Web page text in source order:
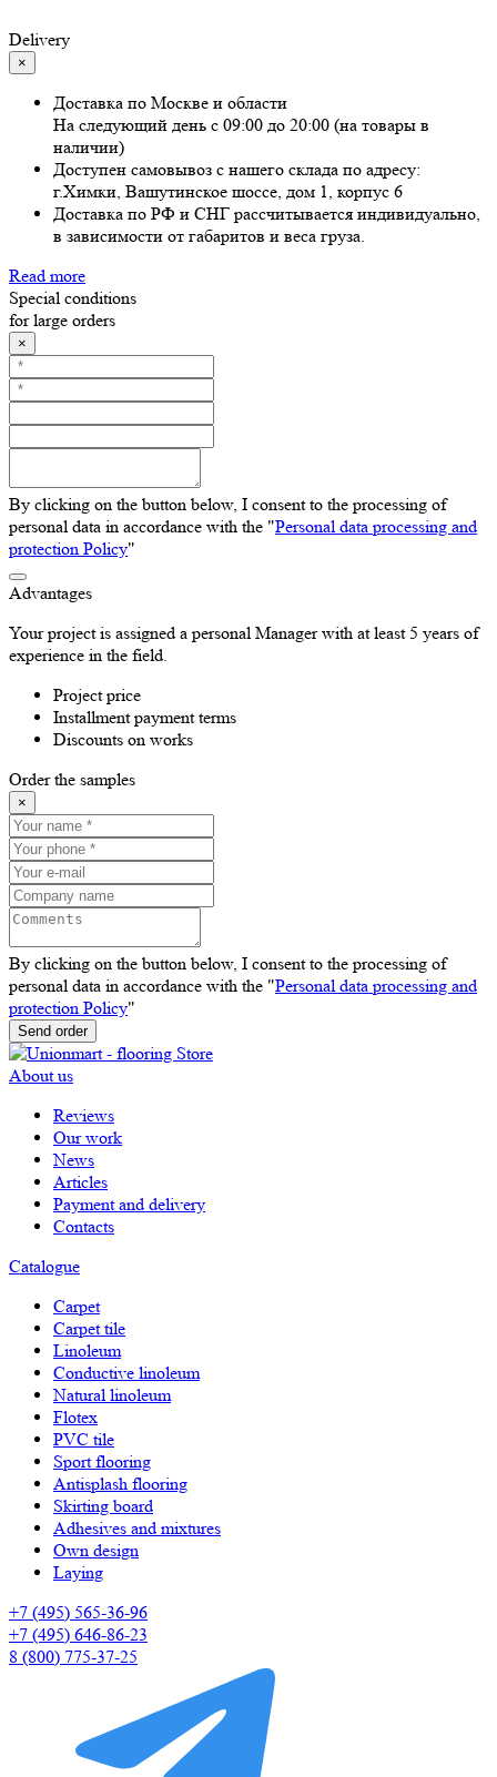
Delivery
×
Доставка по Москве и области
На следующий день с 09:00 до 20:00 (на товары в
наличии)
Доступен самовывоз с нашего склада по адресу:
г.Химки, Вашутинское шоссе, дом 1, корпус 6
Доставка по РФ и СНГ рассчитывается индивидуально,
в зависимости от габаритов и веса груза.
Read more
Special conditions
for large orders
×
By clicking on the button below, I consent to the processing of
personal data in accordance with the "Personal data processing and
protection Policy"
Advantages
Your project is assigned a personal Manager with at least 5 years of
experience in the field.
Project price
Installment payment terms
Discounts on works
Order the samples
×
By clicking on the button below, I consent to the processing of
personal data in accordance with the "Personal data processing and
protection Policy"
Send order
About us
Reviews
Our work
News
Articles
Payment and delivery
Contacts
Catalogue
Carpet
Carpet tile
Linoleum
Сonductive linoleum
Natural linoleum
Flotex
PVC tile
Sport flooring
Antisplash flooring
Skirting board
Adhesives and mixtures
Own design
Laying
+7 (495) 565-36-96
+7 (495) 646-86-23
8 (800) 775-37-25